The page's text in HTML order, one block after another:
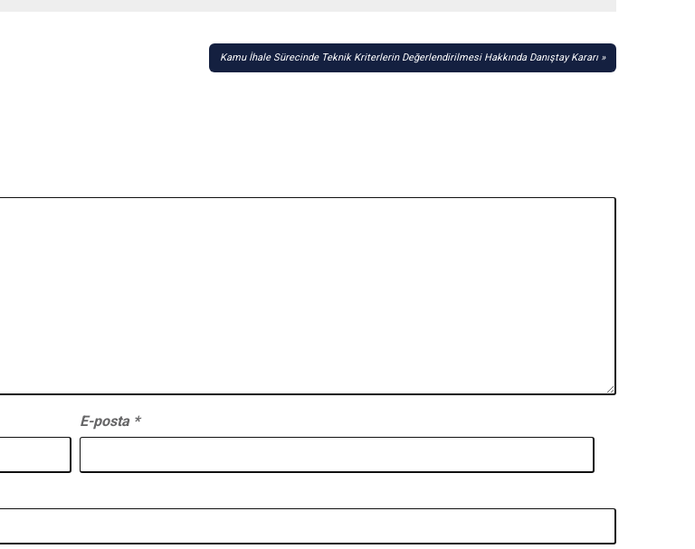
Kamu İhale Sürecinde Teknik Kriterlerin Değerlendirilmesi Hakkında Danıştay Kararı
E-posta *